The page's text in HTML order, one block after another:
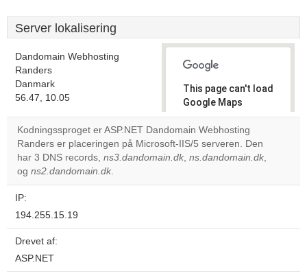
Server lokalisering
Dandomain Webhosting
Randers
Danmark
56.47, 10.05
This page can't load
Google Maps
correctly.
Do you
own this
OK
Kodningssproget er ASP.NET Dandomain Webhosting
Randers er placeringen på Microsoft-IIS/5 serveren. Den
har 3 DNS records, ns3.dandomain.dk, ns.dandomain.dk,
og ns2.dandomain.dk.
IP:
194.255.15.19
Drevet af:
ASP.NET